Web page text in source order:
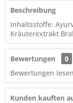
Beschreibung
Inhaltsstoffe:
Kräuterextrakt
Bewertungen
0
Bewertungen
Kunden kauften